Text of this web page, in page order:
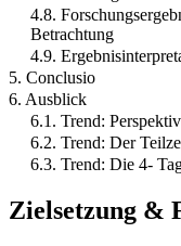
4.8.
Betrachtung
4.9.
5. Conclusio
6. Ausblick
6.1. Trend:
6.2. Trend: Der
6.3. Trend: Die 4-
Zielsetzung &